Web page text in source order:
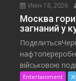
Июн 18, 2026
Москва
загнаний у
військовою
Entertainment